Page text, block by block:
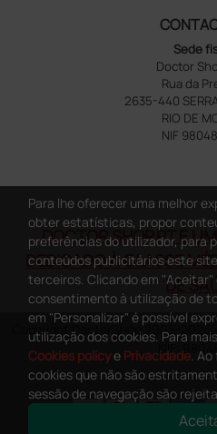
Sede
Doctor
Rua da
2635-440
RIO DE
NIF
DOCTOR SHOP.PT É UM
DEDICADO À CLASSE
DE
Copyright DoctorShop 2005-2026
NIF:
Para lhe oferecer uma melhor
obter estatísticas, propor
preferências do utilizador, para
conteúdos publicitários este
terceiros. Clicando em "Aceitar"
consentimento à utilização de
em "Personalizar" é possível
utilização dos cookies. Para
Cookies policye Privacidade. Ao
cookies que não são
sessão de navegação são